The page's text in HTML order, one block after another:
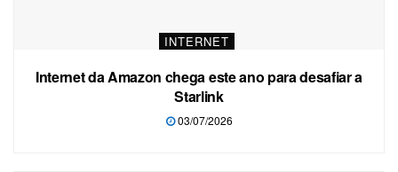
INTERNET
Internet da Amazon chega este ano para desafiar a
Starlink
03/07/2026